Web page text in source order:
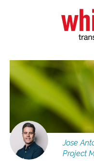
Jose
Project